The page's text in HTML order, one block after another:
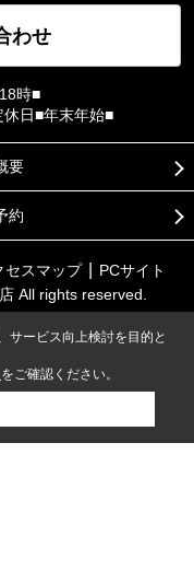
わせ
時■
日■年末年始■
要
約
セスマップ
PCサイト
All rights reserved.
サービス向上検討を目的と
をご確認ください。